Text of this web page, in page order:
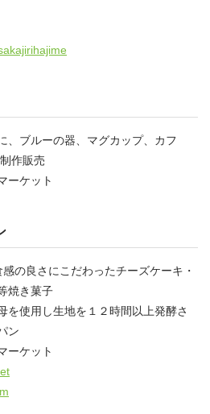
、ブルーの器、マグカップ、カフ
作販売
ーケット
の良さにこだわったチーズケーキ・
焼き菓子
を使用し生地を１２時間以上発酵さ
ン
ーケット